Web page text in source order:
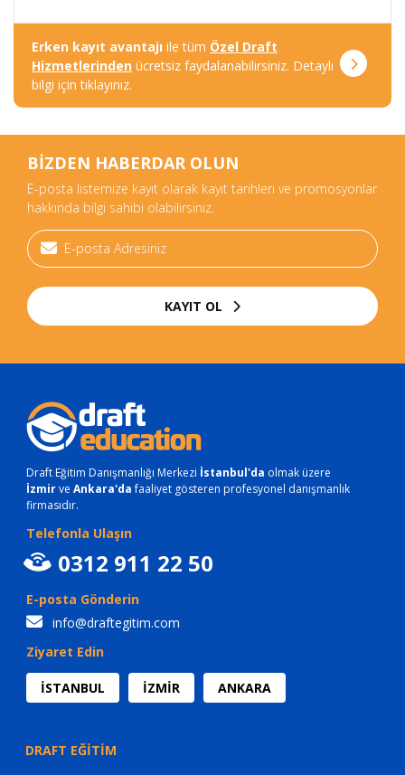
Erken kayıt avantajı ile tüm Özel Draft
Hizmetlerinden ücretsiz faydalanabilirsiniz. Detaylı
bilgi için tıklayınız.
BİZDEN HABERDAR OLUN
E-posta listemize kayıt olarak kayıt tarihleri ve promosyonlar
hakkında bilgi sahibi olabilirsiniz.
KAYIT OL
Draft Eğitim Danışmanlığı Merkezi İstanbul'da olmak üzere
İzmirve Ankara'dafaaliyet gösteren profesyonel danışmanlık
firmasıdır.
Telefonla Ulaşın
0312 911 22 50
E-posta Gönderin
info@draftegitim.com
Ziyaret Edin
İSTANBUL İZMİR ANKARA
DRAFT EĞİTİM